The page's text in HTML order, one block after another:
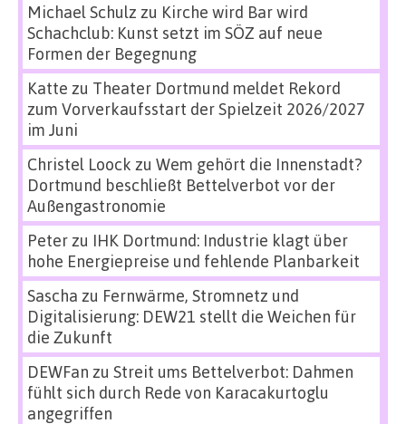
Michael Schulz zu Kirche wird Bar wird
Schachclub: Kunst setzt im SÖZ auf neue
Formen der Begegnung
Katte zu Theater Dortmund meldet Rekord
zum Vorverkaufsstart der Spielzeit 2026/2027
im Juni
Christel Loock zu Wem gehört die Innenstadt?
Dortmund beschließt Bettelverbot vor der
Außengastronomie
Peterzu IHK Dortmund: Industrie klagt über
hohe Energiepreise und fehlende Planbarkeit
Sascha zu Fernwärme, Stromnetz und
Digitalisierung: DEW21 stellt die Weichen für
die Zukunft
DEWFan zu Streit ums Bettelverbot: Dahmen
fühlt sich durch Rede von Karacakurtoglu
angegriffen